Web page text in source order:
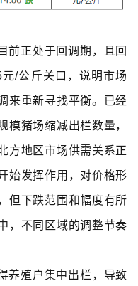
前正处于回调期，且回
/公斤关口，说明市场
来重新寻找平衡。已经
模猪场缩减出栏数量，
方地区市场供需关系正
始发挥作用，对价格形
但下跌范围和幅度有所
，不同区域的调整节奏
养殖户集中出栏，导致